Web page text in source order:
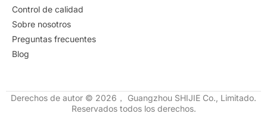
Control de calidad
Sobre nosotros
Preguntas frecuentes
Blog
Derechos de autor © 2026， Guangzhou SHIJIE Co., Limitado.
Reservados todos los derechos.